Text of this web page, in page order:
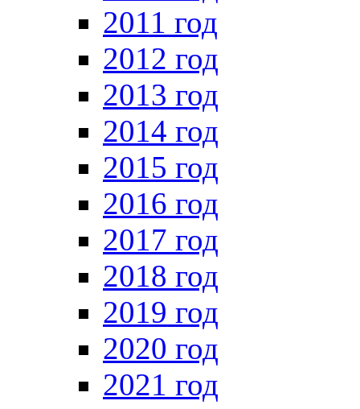
2011 год
2012 год
2013 год
2014 год
2015 год
2016 год
2017 год
2018 год
2019 год
2020 год
2021 год